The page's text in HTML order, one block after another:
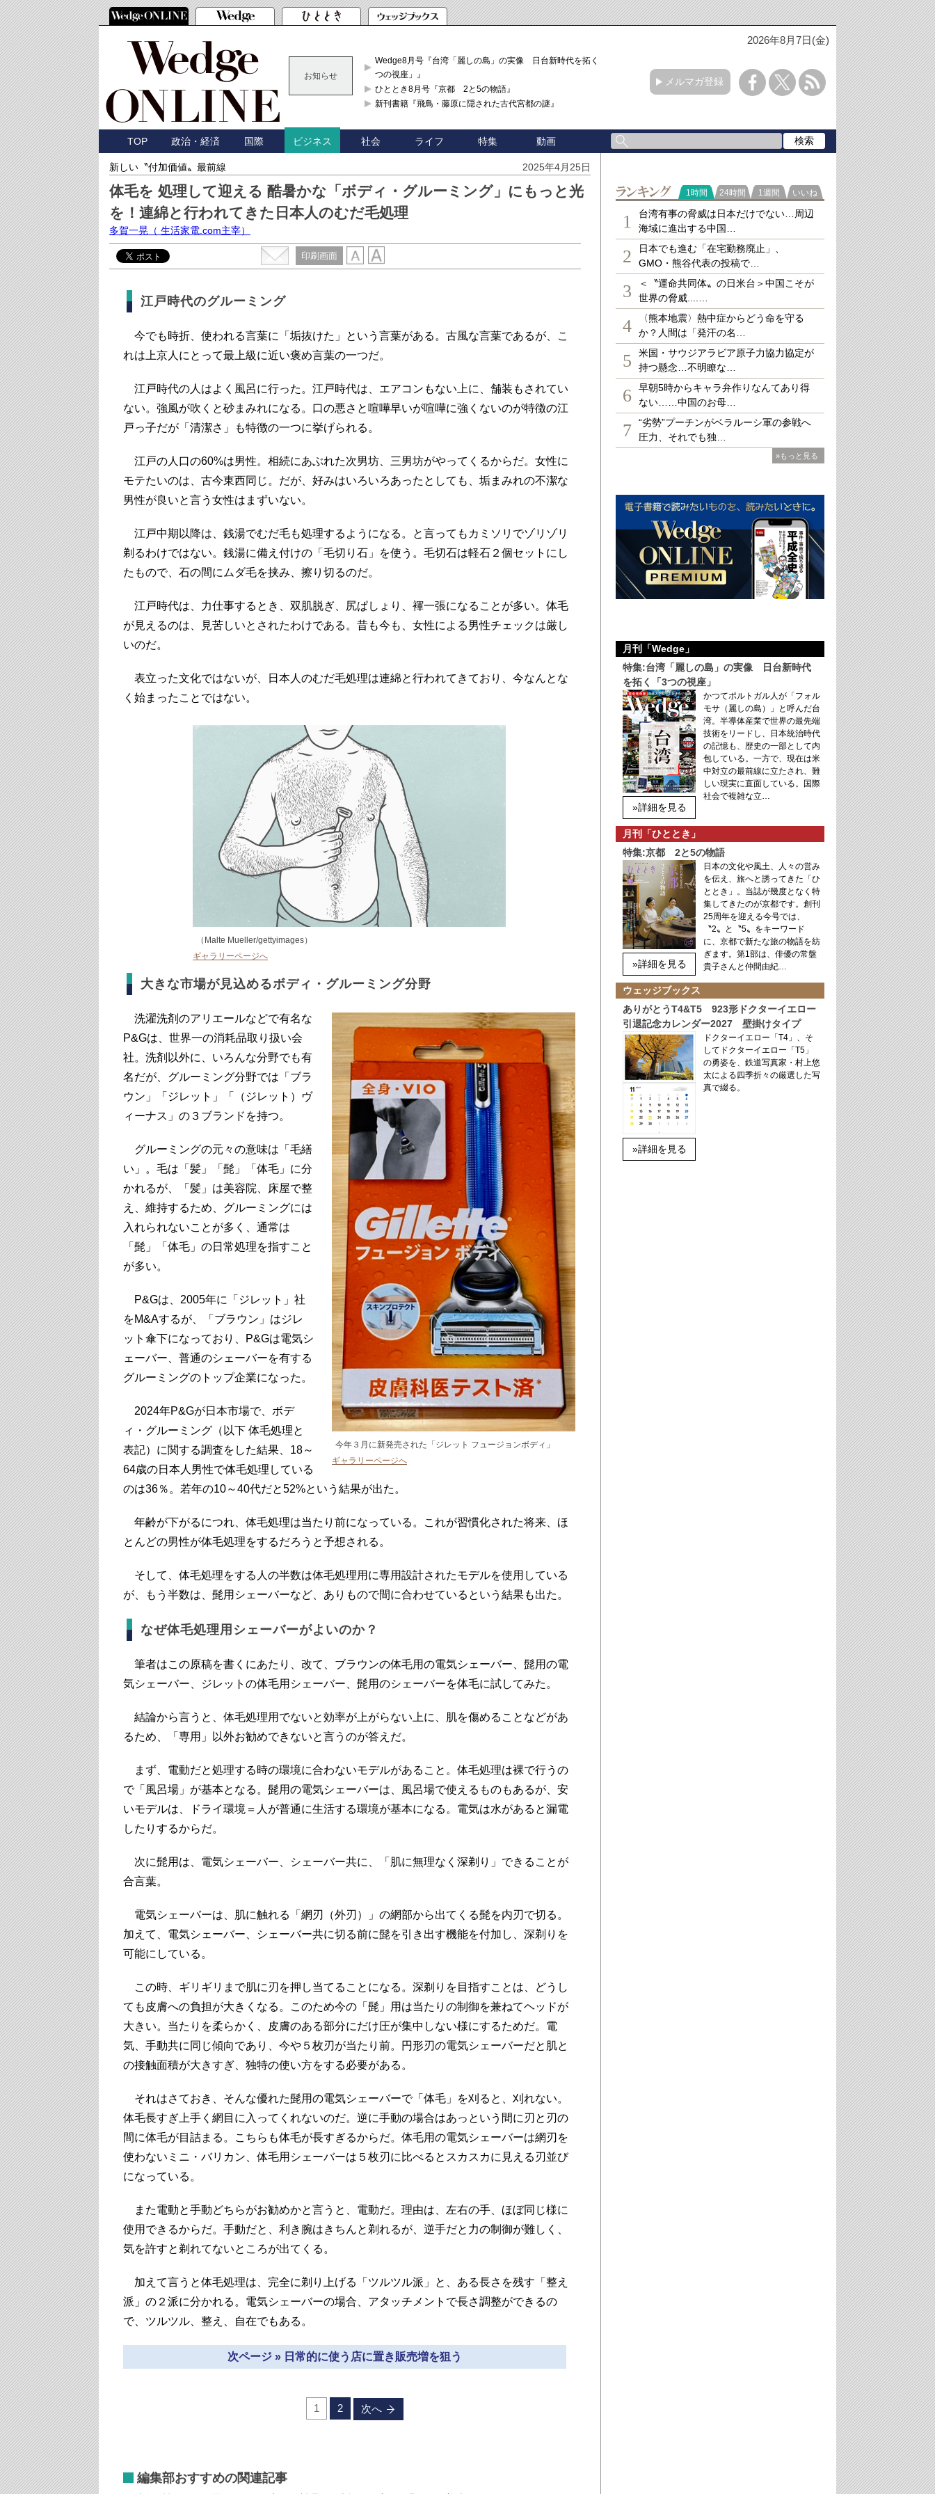
2026年8月7日(金)
お知らせ
Wedge8月号『台湾「麗しの島」の実像 日台新時代を拓く「3
つの視座」』
ひととき8月号『京都 2と5の物語』
新刊書籍『飛鳥・藤原に隠された古代宮都の謎』
メルマガ登録
TOP 政治・経済 国際 ビジネス 社会 ライフ 特集 動画
新しい〝付加価値〟最前線 2025年4月25日
体毛を 処理して迎える 酷暑かな「ボディ・グルーミング」にもっと光
を！連綿と行われてきた日本人のむだ毛処理
多賀一晃 （ 生活家電.com主宰）
印刷画面
江戸時代のグルーミング
今でも時折、使われる言葉に「垢抜けた」という言葉がある。古風な言葉であるが、こ
れは上京人にとって最上級に近い褒め言葉の一つだ。
江戸時代の人はよく風呂に行った。江戸時代は、エアコンもない上に、舗装もされてい
ない。強風が吹くと砂まみれになる。口の悪さと喧嘩早いが喧嘩に強くないのが特徴の江
戸っ子だが「清潔さ」も特徴の一つに挙げられる。
江戸の人口の60%は男性。相続にあぶれた次男坊、三男坊がやってくるからだ。女性に
モテたいのは、古今東西同じ。だが、好みはいろいろあったとしても、垢まみれの不潔な
男性が良いと言う女性はまずいない。
江戸中期以降は、銭湯でむだ毛も処理するようになる。と言ってもカミソリでゾリゾリ
剃るわけではない。銭湯に備え付けの「毛切り石」を使う。毛切石は軽石２個セットにし
たもので、石の間にムダ毛を挟み、擦り切るのだ。
江戸時代は、力仕事するとき、双肌脱ぎ、尻ぱしょり、褌一張になることが多い。体毛
が見えるのは、見苦しいとされたわけである。昔も今も、女性による男性チェックは厳し
いのだ。
表立った文化ではないが、日本人のむだ毛処理は連綿と行われてきており、今なんとな
く始まったことではない。
（Malte Mueller/gettyimages）
ギャラリーページへ
大きな市場が見込めるボディ・グルーミング分野
今年３月に新発売された「ジレット フュージョンボディ」
ギャラリーページへ
洗濯洗剤のアリエールなどで有名な
P&Gは、世界一の消耗品取り扱い会
社。洗剤以外に、いろんな分野でも有
名だが、グルーミング分野では「ブラ
ウン」「ジレット」「（ジレット）ヴ
ィーナス」の３ブランドを持つ。
グルーミングの元々の意味は「毛繕
い」。毛は「髪」「髭」「体毛」に分
かれるが、「髪」は美容院、床屋で整
え、維持するため、グルーミングには
入れられないことが多く、通常は
「髭」「体毛」の日常処理を指すこと
が多い。
P&Gは、2005年に「ジレット」社
をM&Aするが、「ブラウン」はジレ
ット傘下になっており、P&Gは電気シ
ェーバー、普通のシェーバーを有する
グルーミングのトップ企業になった。
2024年P&Gが日本市場で、ボデ
ィ・グルーミング（以下 体毛処理と
表記）に関する調査をした結果、18～
64歳の日本人男性で体毛処理している
のは36％。若年の10～40代だと52%という結果が出た。
年齢が下がるにつれ、体毛処理は当たり前になっている。これが習慣化された将来、ほ
とんどの男性が体毛処理をするだろうと予想される。
そして、体毛処理をする人の半数は体毛処理用に専用設計されたモデルを使用している
が、もう半数は、髭用シェーバーなど、ありもので間に合わせているという結果も出た。
なぜ体毛処理用シェーバーがよいのか？
筆者はこの原稿を書くにあたり、改て、ブラウンの体毛用の電気シェーバー、髭用の電
気シェーバー、ジレットの体毛用シェーバー、髭用のシェーバーを体毛に試してみた。
結論から言うと、体毛処理用でないと効率が上がらない上に、肌を傷めることなどがあ
るため、「専用」以外お勧めできないと言うのが答えだ。
まず、電動だと処理する時の環境に合わないモデルがあること。体毛処理は裸で行うの
で「風呂場」が基本となる。髭用の電気シェーバーは、風呂場で使えるものもあるが、安
いモデルは、ドライ環境＝人が普通に生活する環境が基本になる。電気は水があると漏電
したりするからだ。
次に髭用は、電気シェーバー、シェーバー共に、「肌に無理なく深剃り」できることが
合言葉。
電気シェーバーは、肌に触れる「網刃（外刃）」の網部から出てくる髭を内刃で切る。
加えて、電気シェーバー、シェーバー共に切る前に髭を引き出す機能を付加し、深剃りを
可能にしている。
この時、ギリギリまで肌に刃を押し当てることになる。深剃りを目指すことは、どうし
ても皮膚への負担が大きくなる。このため今の「髭」用は当たりの制御を兼ねてヘッドが
大きい。当たりを柔らかく、皮膚のある部分にだけ圧が集中しない様にするためだ。電
気、手動共に同じ傾向であり、今や５枚刃が当たり前。円形刃の電気シェーバーだと肌と
の接触面積が大きすぎ、独特の使い方をする必要がある。
それはさておき、そんな優れた髭用の電気シェーバーで「体毛」を刈ると、刈れない。
体毛長すぎ上手く網目に入ってくれないのだ。逆に手動の場合はあっという間に刃と刃の
間に体毛が目詰まる。こちらも体毛が長すぎるからだ。体毛用の電気シェーバーは網刃を
使わないミニ・バリカン、体毛用シェーバーは５枚刃に比べるとスカスカに見える刃並び
になっている。
また電動と手動どちらがお勧めかと言うと、電動だ。理由は、左右の手、ほぼ同じ様に
使用できるからだ。手動だと、利き腕はきちんと剃れるが、逆手だと力の制御が難しく、
気を許すと剃れてないところが出てくる。
加えて言うと体毛処理は、完全に剃り上げる「ツルツル派」と、ある長さを残す「整え
派」の２派に分かれる。電気シェーバーの場合、アタッチメントで長さ調整ができるの
で、ツルツル、整え、自在でもある。
次ページ » 日常的に使う店に置き販売増を狙う
1 2 次へ
編集部おすすめの関連記事
ランキング
1時間 24時間 1週間 いいね
1
台湾有事の脅威は日本だけでない…周辺
海域に進出する中国…
2
日本でも進む「在宅勤務廃止」、
GMO・熊谷代表の投稿で…
3
＜〝運命共同体〟の日米台＞中国こそが
世界の脅威....…
4
〈熊本地震〉熱中症からどう命を守る
か？人間は「発汗の名…
5
米国・サウジアラビア原子力協力協定が
持つ懸念…不明瞭な…
6
早朝5時からキャラ弁作りなんてあり得
ない……中国のお母…
7
“劣勢”プーチンがベラルーシ軍の参戦へ
圧力、それでも独…
»もっと見る
月刊「Wedge」
特集:台湾「麗しの島」の実像 日台新時代
を拓く「3つの視座」
»詳細を見る
かつてポルトガル人が「フォル
モサ（麗しの島）」と呼んだ台
湾。半導体産業で世界の最先端
技術をリードし、日本統治時代
の記憶も、歴史の一部として内
包している。一方で、現在は米
中対立の最前線に立たされ、難
しい現実に直面している。国際
社会で複雑な立…
月刊「ひととき」
特集:京都 2と5の物語
»詳細を見る
日本の文化や風土、人々の営み
を伝え、旅へと誘ってきた「ひ
ととき」。当誌が幾度となく特
集してきたのが京都です。創刊
25周年を迎える今号では、
〝2〟と〝5〟をキーワード
に、京都で新たな旅の物語を紡
ぎます。第1部は、俳優の常盤
貴子さんと仲間由紀…
ウェッジブックス
ありがとうT4&T5 923形ドクターイエロー
引退記念カレンダー2027 壁掛けタイプ
»詳細を見る
ドクターイエロー「T4」、そ
してドクターイエロー「T5」
の勇姿を、鉄道写真家・村上悠
太による四季折々の厳選した写
真で綴る。